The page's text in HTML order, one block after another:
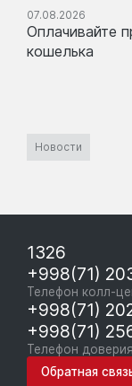
07.08.2026
Оплачивайте
кошелька
Новости
1326
+998(71)
Телефон колл-
+998(71)
+998(71)
Телефон доверия
Обратная